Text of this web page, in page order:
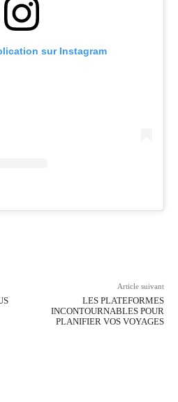
sur Instagram
Article suivant
LES PLATEFORMES
INCONTOURNABLES POUR
PLANIFIER VOS VOYAGES